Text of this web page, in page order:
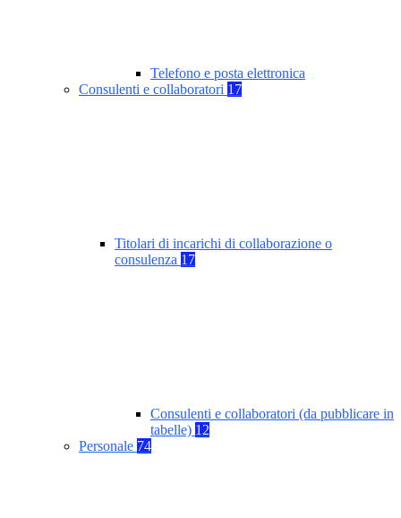
Telefono e posta elettronica
Consulenti e collaboratori 17
Titolari di incarichi di collaborazione o
consulenza 17
Consulenti e collaboratori (da pubblicare in
tabelle) 12
Personale 74